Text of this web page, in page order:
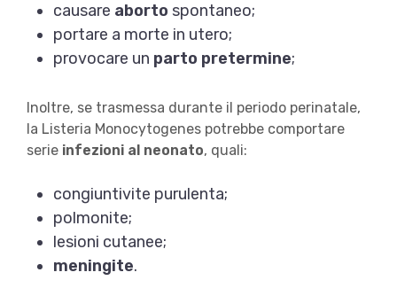
causare aborto spontaneo;
portare a morte in utero;
provocare un parto pretermine;
Inoltre, se trasmessa durante il periodo perinatale,
la Listeria Monocytogenes potrebbe comportare
serie infezioni al neonato, quali:
congiuntivite purulenta;
polmonite;
lesioni cutanee;
meningite.